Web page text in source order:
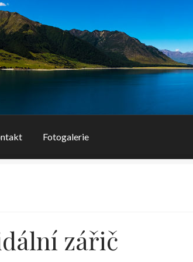
Fotogalerie
zářič